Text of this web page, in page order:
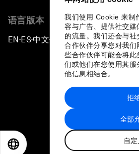
我们使用 Cookie 来制
容与广告、提供社交媒
的流量。我们还会与
合作伙伴分享您对我
些合作伙伴可能会将
们或他们在您使用其
他信息相结合。
全部
自定
拒
语言版本
EN ▪ES▪中文▪ 日本語
站点地图
世界经济